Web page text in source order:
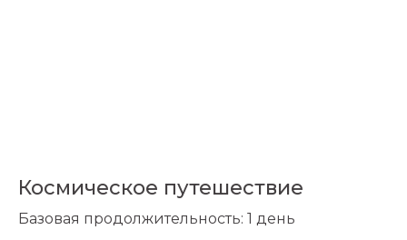
Космическое путешествие
Базовая продолжительность: 1 день